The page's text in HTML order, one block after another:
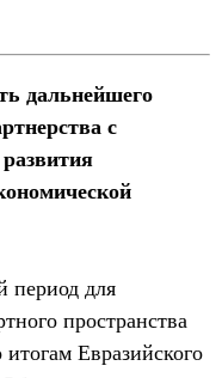
дальнейшего
с
период для
пространства
Евразийского